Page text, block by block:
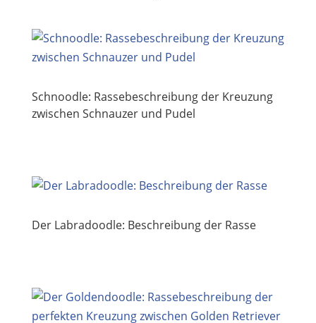
Schnoodle: Rassebeschreibung der Kreuzung
zwischen Schnauzer und Pudel
Der Labradoodle: Beschreibung der Rasse